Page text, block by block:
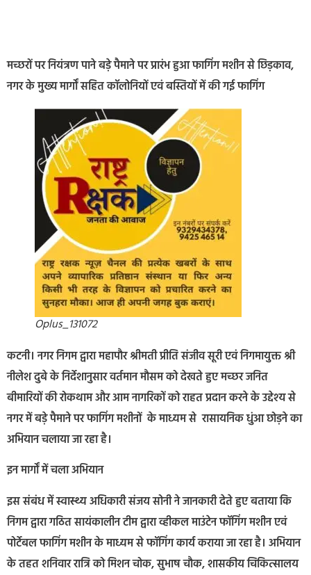
मच्छरों पर नियंत्रण पाने बड़े पैमाने पर प्रारंभ हुआ फागिंग मशीन से छिड़काव,
नगर के मुख्य मार्गों सहित कॉलोनियों एवं बस्तियों में की गई फागिंग
Oplus_131072
कटनी। नगर निगम द्वारा महापौर श्रीमती प्रीति संजीव सूरी एवं निगमायुक्त श्री
नीलेश दुबे के निर्देशानुसार वर्तमान मौसम को देखते हुए मच्छर जनित
बीमारियों की रोकथाम और आम नागरिकों को राहत प्रदान करने के उद्देश्य से
नगर में बड़े पैमाने पर फागिंग मशीनों के माध्यम से रासायनिक धुंआ छोड़ने का
अभियान चलाया जा रहा है।
इन मार्गों में चला अभियान
इस संबंध में स्वास्थ्य अधिकारी संजय सोनी ने जानकारी देते हुए बताया कि
निगम द्वारा गठित सायंकालीन टीम द्वारा व्हीकल माउंटेन फॉगिंग मशीन एवं
पोर्टेबल फागिंग मशीन के माध्यम से फॉगिंग कार्य कराया जा रहा है। अभियान
के तहत शनिवार रात्रि को मिशन चोक, सुभाष चौक, शासकीय चिकित्सालय